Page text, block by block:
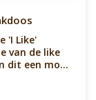
'I Like'
van de like
dit een mooi
puur en wit.
bedrukte